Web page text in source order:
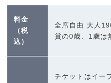
料金
（税
込）
全席自由 大人
賞の0歳、1歳は
チケットはイー